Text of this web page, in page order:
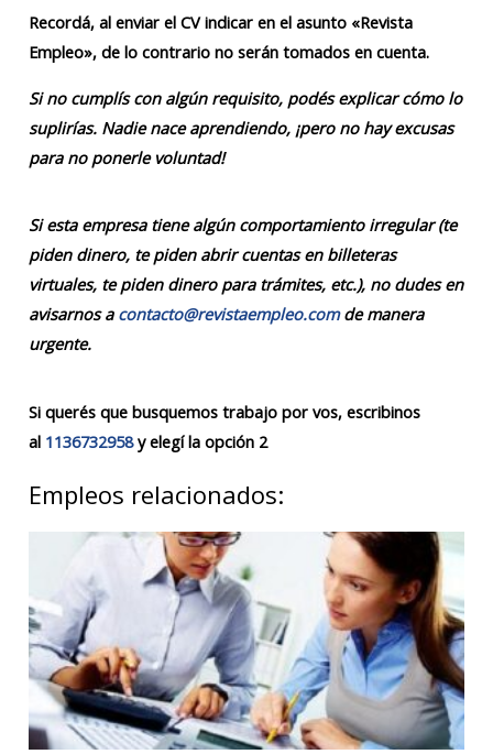
Recordá, al enviar el CV indicar en el asunto «Revista
Empleo», de lo contrario no serán tomados en cuenta.
Si no cumplís con algún requisito, podés explicar cómo lo
suplirías. Nadie nace aprendiendo, ¡pero no hay excusas
para no ponerle voluntad!
Si esta empresa tiene algún comportamiento irregular (te
piden dinero, te piden abrir cuentas en billeteras
virtuales, te piden dinero para trámites, etc.), no dudes en
avisarnos a contacto@revistaempleo.comde manera
urgente.
Si querés que busquemos trabajo por vos, escribinos
al 1136732958y elegí la opción 2
Empleos relacionados: